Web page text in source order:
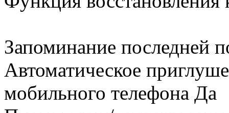
Запоминание последней
Автоматическое
мобильного телефона Да